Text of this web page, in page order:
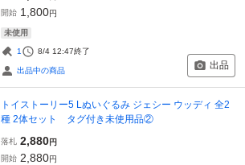
開始 1,800円
未使用
1 8/4 12:47終了
出品中の商品 出品
トイストーリー5 Lぬいぐるみ ジェシー ウッディ 全2
種 2体セット タグ付き未使用品②
落札 2,880円
開始 2,880円